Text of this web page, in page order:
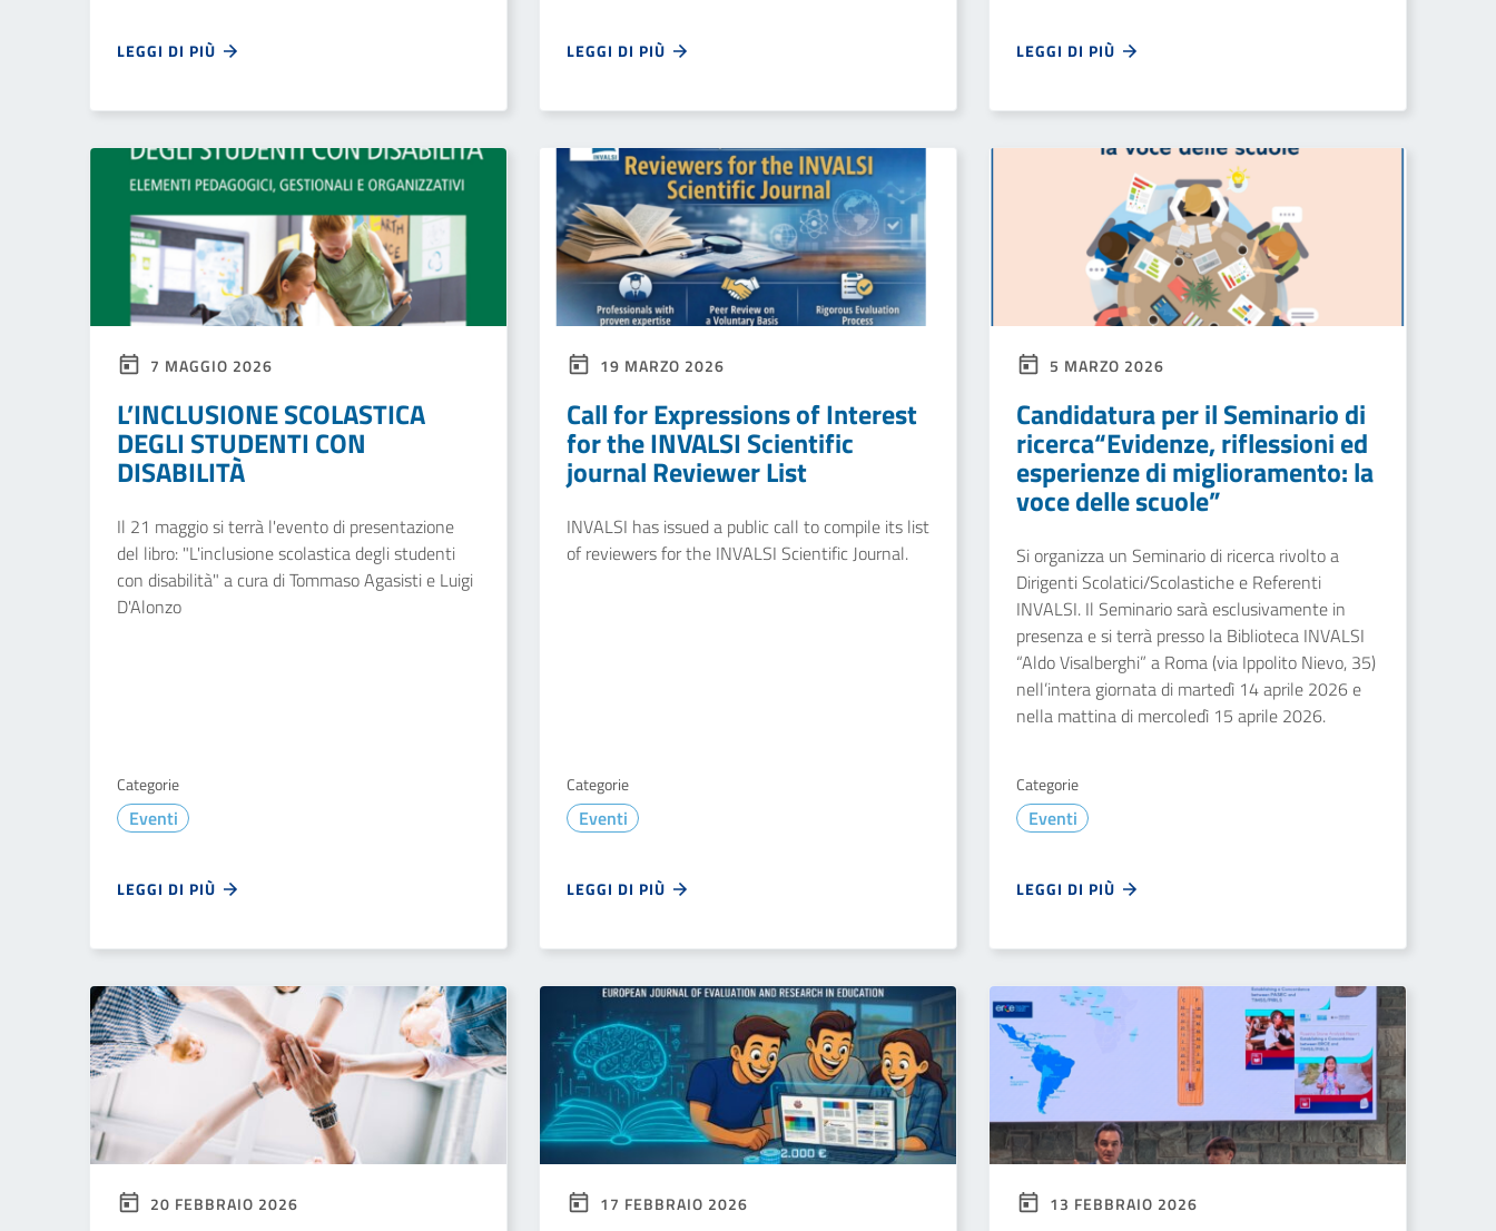
LEGGI DI PIÙ LEGGI DI PIÙ LEGGI DI PIÙ
7 MAGGIO 2026
L’INCLUSIONE SCOLASTICA
DEGLI STUDENTI CON
DISABILITÀ
Il 21 maggio si terrà l'evento di presentazione
del libro: "L'inclusione scolastica degli studenti
con disabilità" a cura di Tommaso Agasisti e Luigi
D'Alonzo
Categorie
Eventi
LEGGI DI PIÙ
19 MARZO 2026
Call for Expressions of Interest
for the INVALSI Scientific
journal Reviewer List
INVALSI has issued a public call to compile its list
of reviewers for the INVALSI Scientific Journal.
Categorie
Eventi
LEGGI DI PIÙ
5 MARZO 2026
Candidatura per il Seminario di
ricerca“Evidenze, riflessioni ed
esperienze di miglioramento: la
voce delle scuole”
Si organizza un Seminario di ricerca rivolto a
Dirigenti Scolatici/Scolastiche e Referenti
INVALSI. Il Seminario sarà esclusivamente in
presenza e si terrà presso la Biblioteca INVALSI
“Aldo Visalberghi” a Roma (via Ippolito Nievo, 35)
nell’intera giornata di martedì 14 aprile 2026 e
nella mattina di mercoledì 15 aprile 2026.
Categorie
Eventi
LEGGI DI PIÙ
20 FEBBRAIO 2026 17 FEBBRAIO 2026 13 FEBBRAIO 2026